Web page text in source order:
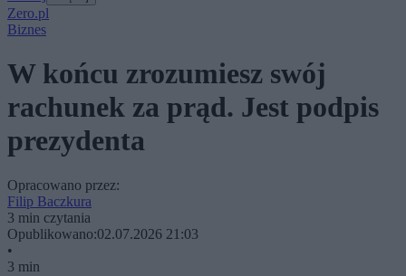
Zero.pl
Biznes
W końcu zrozumiesz swój
rachunek za prąd. Jest podpis
prezydenta
Opracowano przez:
Filip Baczkura
3 min czytania
Opublikowano:02.07.2026 21:03
•
3 min